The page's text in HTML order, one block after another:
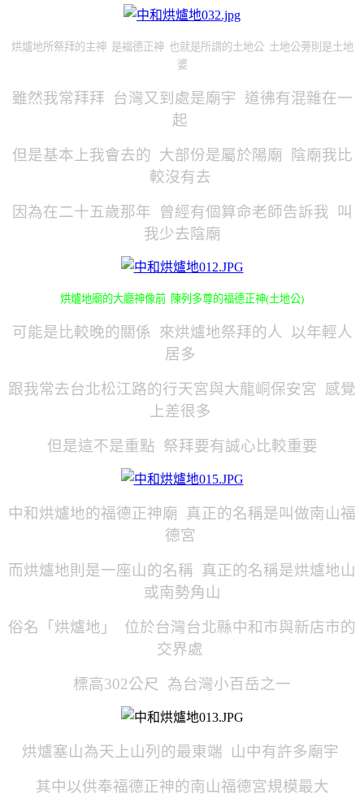
烘爐地所祭拜的主神 是福德正神 也就是所謂的土地公 土地公蒡則是土地
婆
雖然我常拜拜 台灣又到處是廟宇 道彿有混雜在一
起
但是基本上我會去的 大部份是屬於陽廟 陰廟我比
較沒有去
因為在二十五歲那年 曾經有個算命老師告訴我 叫
我少去陰廟
烘爐地廟的大廳神像前 陳列多尊的福德正神(土地公)
可能是比較晚的關係 來烘爐地祭拜的人 以年輕人
居多
跟我常去台北松江路的行天宮與大龍峒保安宮 感覺
上差很多
但是這不是重點 祭拜要有誠心比較重要
中和烘爐地的福德正神廟 真正的名稱是叫做南山福
德宮
而烘爐地則是一座山的名稱 真正的名稱是烘爐地山
或南勢角山
俗名「烘爐地」 位於台灣台北縣中和市與新店市的
交界處
標高302公尺 為台灣小百岳之一
烘爐塞山為天上山列的最東端 山中有許多廟宇
其中以供奉福德正神的南山福德宮規模最大